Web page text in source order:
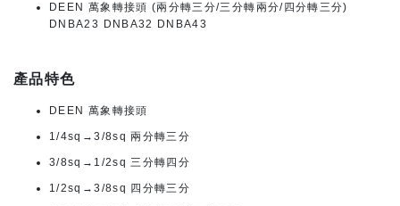
DEEN 萬象轉接頭 (兩分轉三分/三分轉兩分/四分轉三分)
DNBA23 DNBA32 DNBA43
產品特色
DEEN 萬象轉接頭
1/4sq→3/8sq 兩分轉三分
3/8sq→1/2sq 三分轉四分
1/2sq→3/8sq 四分轉三分